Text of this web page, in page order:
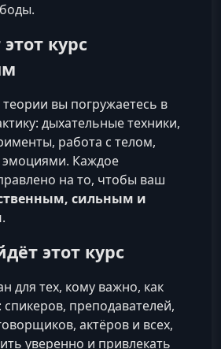
курс
вы погружаетесь в
дыхательные техники,
работа с телом,
эмоциями. Каждое
на то, чтобы ваш
сильным и
.
этот курс
для тех, кому важно, как
спикеров, преподавателей,
актёров и всех,
уверенно и привлекать